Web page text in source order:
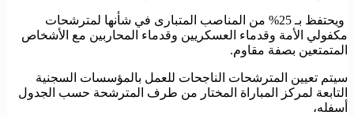
ويحتفظ بـ 25% من المناصب المتبارى في شأنها لمترشحات
مكفولي الأمة وقدماء العسكريين وقدماء المحاربين مع الأشخاص
المتمتعين بصفة مقاوم.
سيتم تعيين المترشحات الناجحات للعمل بالمؤسسات السجنية
التابعة لمركز المباراة المختار من طرف المترشحة حسب الجدول
أسفله،